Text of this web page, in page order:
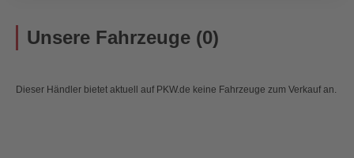
Unsere Fahrzeuge (0)
Dieser Händler bietet aktuell auf PKW.de keine Fahrzeuge zum Verkauf an.